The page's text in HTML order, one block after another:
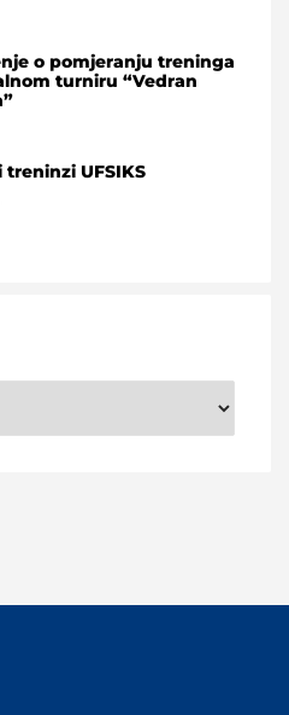
o pomjeranju treninga
turniru “Vedran
UFSIKS